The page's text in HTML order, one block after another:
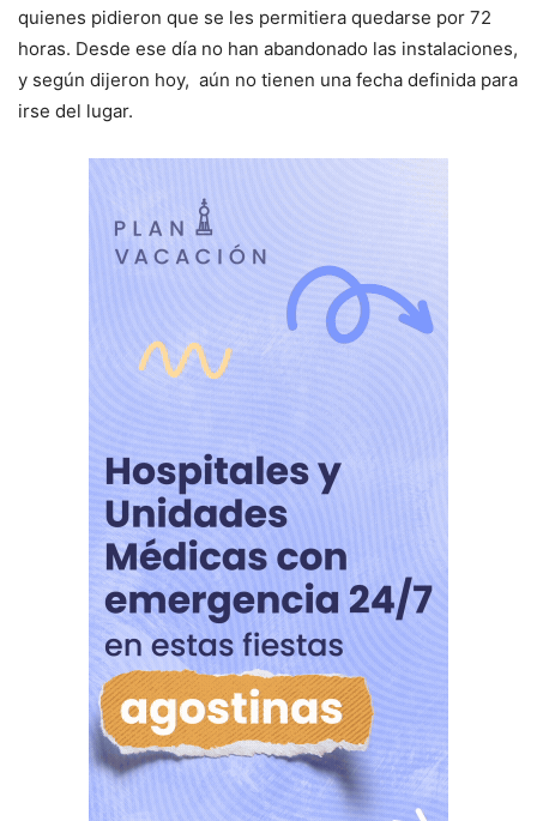
quienes pidieron que se les permitiera quedarse por 72
horas. Desde ese día no han abandonado las instalaciones,
y según dijeron hoy, aún no tienen una fecha definida para
irse del lugar.